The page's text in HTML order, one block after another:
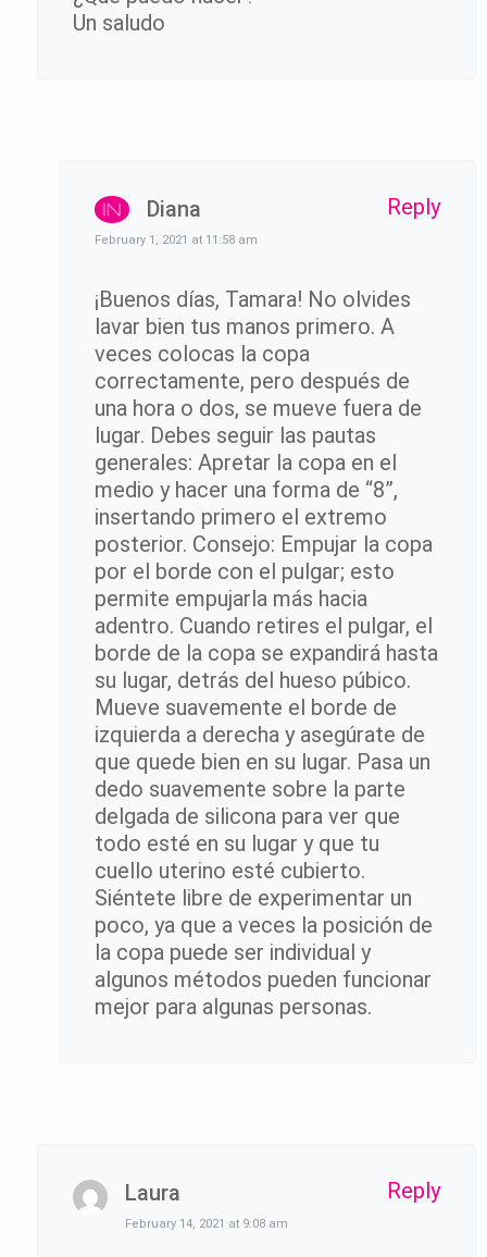
Un saludo
Diana
February 1, 2021 at 11:58 am
¡Buenos días, Tamara! No olvides
lavar bien tus manos primero. A
veces colocas la copa
correctamente, pero después de
una hora o dos, se mueve fuera de
lugar. Debes seguir las pautas
generales: Apretar la copa en el
medio y hacer una forma de “8”,
insertando primero el extremo
posterior. Consejo: Empujar la copa
por el borde con el pulgar; esto
permite empujarla más hacia
adentro. Cuando retires el pulgar, el
borde de la copa se expandirá hasta
su lugar, detrás del hueso púbico.
Mueve suavemente el borde de
izquierda a derecha y asegúrate de
que quede bien en su lugar. Pasa un
dedo suavemente sobre la parte
delgada de silicona para ver que
todo esté en su lugar y que tu
cuello uterino esté cubierto.
Siéntete libre de experimentar un
poco, ya que a veces la posición de
la copa puede ser individual y
algunos métodos pueden funcionar
mejor para algunas personas.
Reply
Laura
February 14, 2021 at 9:08 am
Reply